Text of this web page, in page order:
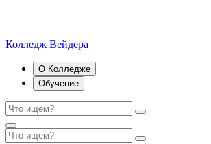
Колледж Вейдера
О Колледже
Обучение